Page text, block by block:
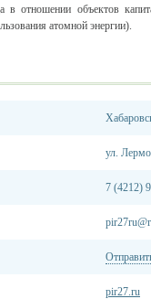
отношении объектов
атомной энергии).
ул.
7 (4212)
pir27.ru